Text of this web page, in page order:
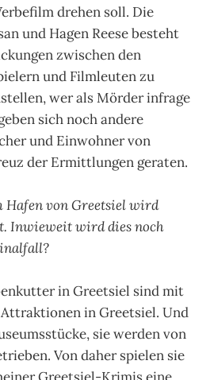
drehen soll. Die
und Hagen Reese besteht
zwischen den
und Filmleuten zu
wer als Mörder infrage
sich noch andere
und Einwohner von
der Ermittlungen geraten.
von Greetsiel wird
Inwieweit wird dies noch
in Greetsiel sind mit
in Greetsiel. Und
sie werden von
Von daher spielen sie